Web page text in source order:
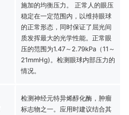
施加的均衡压力。 正常人的眼压
稳定在一定范围内，以维持眼球
的正常形态，同时保证了屈光间
质发挥最大的光学性能。正常眼
压的范围为1.47～2.79kPa（11～
21mmHg)。检测眼球内部压力的
情况。
检测神经元特异烯醇化酶，肿瘤
标志物之一。应用时建议结合其